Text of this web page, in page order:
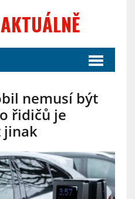
nemusí být
řidičů je
jinak